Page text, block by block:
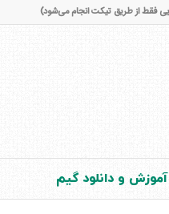
آموزش و دانلود گیم